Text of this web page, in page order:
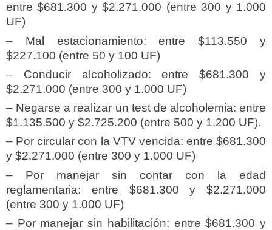
entre $681.300 y $2.271.000 (entre 300 y 1.000
UF)
– Mal estacionamiento: entre $113.550 y
$227.100 (entre 50 y 100 UF)
– Conducir alcoholizado: entre $681.300 y
$2.271.000 (entre 300 y 1.000 UF)
– Negarse a realizar un test de alcoholemia: entre
$1.135.500 y $2.725.200 (entre 500 y 1.200 UF).
– Por circular con la VTV vencida: entre $681.300
y $2.271.000 (entre 300 y 1.000 UF)
– Por manejar sin contar con la edad
reglamentaria: entre $681.300 y $2.271.000
(entre 300 y 1.000 UF)
– Por manejar sin habilitación: entre $681.300 y